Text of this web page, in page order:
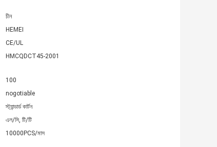
চীন
HEMEI
CE/UL
HMCQDCT45-2001
100
nogotiable
স্ট্যান্ডার্ড কার্টন
এল/সি, টি/টি
10000PCS/মাস